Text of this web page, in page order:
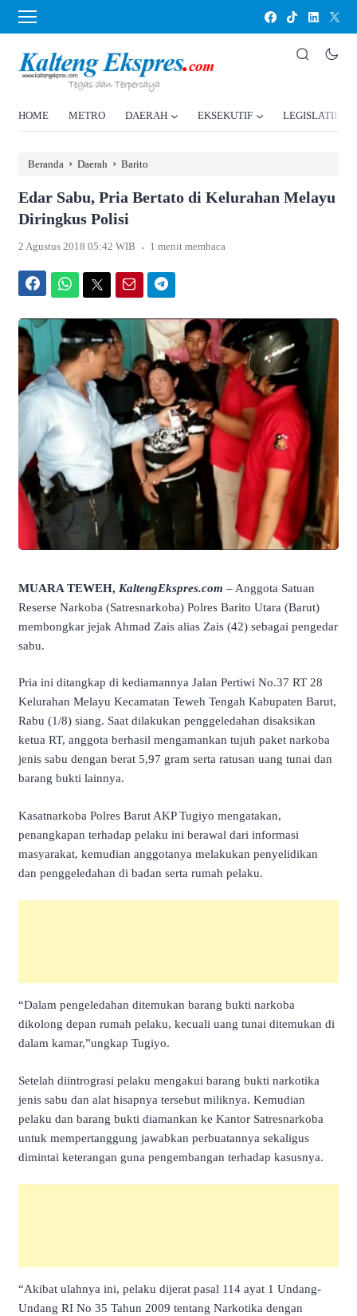
HOME METRO DAERAH EKSEKUTIF LEGISLATIF
Beranda › Daerah › Barito
Edar Sabu, Pria Bertato di Kelurahan Melayu
Diringkus Polisi
2 Agustus 2018 05:42 WIB . 1 menit membaca
MUARA TEWEH, KaltengEkspres.com – Anggota Satuan
Reserse Narkoba (Satresnarkoba) Polres Barito Utara (Barut)
membongkar jejak Ahmad Zais alias Zais (42) sebagai pengedar
sabu.
Pria ini ditangkap di kediamannya Jalan Pertiwi No.37 RT 28
Kelurahan Melayu Kecamatan Teweh Tengah Kabupaten Barut,
Rabu (1/8) siang. Saat dilakukan penggeledahan disaksikan
ketua RT, anggota berhasil mengamankan tujuh paket narkoba
jenis sabu dengan berat 5,97 gram serta ratusan uang tunai dan
barang bukti lainnya.
Kasatnarkoba Polres Barut AKP Tugiyo mengatakan,
penangkapan terhadap pelaku ini berawal dari informasi
masyarakat, kemudian anggotanya melakukan penyelidikan
dan penggeledahan di badan serta rumah pelaku.
“Dalam pengeledahan ditemukan barang bukti narkoba
dikolong depan rumah pelaku, kecuali uang tunai ditemukan di
dalam kamar,”ungkap Tugiyo.
Setelah diintrograsi pelaku mengakui barang bukti narkotika
jenis sabu dan alat hisapnya tersebut miliknya. Kemudian
pelaku dan barang bukti diamankan ke Kantor Satresnarkoba
untuk mempertanggung jawabkan perbuatannya sekaligus
dimintai keterangan guna pengembangan terhadap kasusnya.
“Akibat ulahnya ini, pelaku dijerat pasal 114 ayat 1 Undang-
Undang RI No 35 Tahun 2009 tentang Narkotika dengan